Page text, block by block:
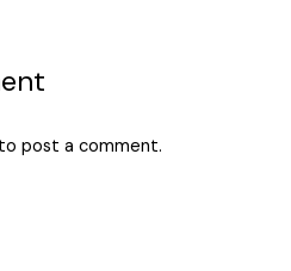
to post a comment.